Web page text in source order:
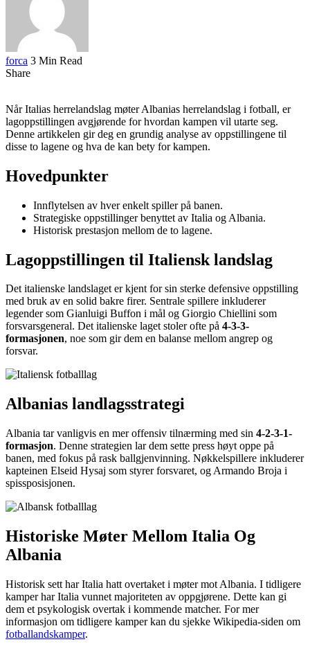
forca 3 Min Read
Share
Når Italias herrelandslag møter Albanias herrelandslag i fotball, er
lagoppstillingen avgjørende for hvordan kampen vil utarte seg.
Denne artikkelen gir deg en grundig analyse av oppstillingene til
disse to lagene og hva de kan bety for kampen.
Hovedpunkter
Innflytelsen av hver enkelt spiller på banen.
Strategiske oppstillinger benyttet av Italia og Albania.
Historisk prestasjon mellom de to lagene.
Lagoppstillingen til Italiensk landslag
Det italienske landslaget er kjent for sin sterke defensive oppstilling
med bruk av en solid bakre firer. Sentrale spillere inkluderer
legender som Gianluigi Buffon i mål og Giorgio Chiellini som
forsvarsgeneral. Det italienske laget stoler ofte på 4-3-3-
formasjonen, noe som gir dem en balanse mellom angrep og
forsvar.
Albanias landlagsstrategi
Albania tar vanligvis en mer offensiv tilnærming med sin 4-2-3-1-
formasjon. Denne strategien lar dem sette press høyt oppe på
banen, med fokus på rask ballgjenvinning. Nøkkelspillere inkluderer
kapteinen Elseid Hysaj som styrer forsvaret, og Armando Broja i
spissposisjonen.
Historiske Møter Mellom Italia Og
Albania
Historisk sett har Italia hatt overtaket i møter mot Albania. I tidligere
kamper har Italia vunnet majoriteten av oppgjørene. Dette kan gi
dem et psykologisk overtak i kommende matcher. For mer
informasjon om tidligere kamper kan du sjekke Wikipedia-siden om
fotballandskamper.